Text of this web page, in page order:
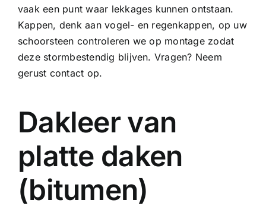
vaak een punt waar lekkages kunnen ontstaan.
Kappen, denk aan vogel- en regenkappen, op uw
schoorsteen controleren we op montage zodat
deze stormbestendig blijven. Vragen? Neem
gerust contact op.
Dakleer van
platte daken
(bitumen)